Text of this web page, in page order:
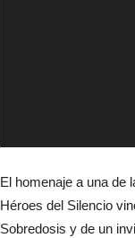
El homenaje a una de
Héroes del Silencio
Sobredosis y de un